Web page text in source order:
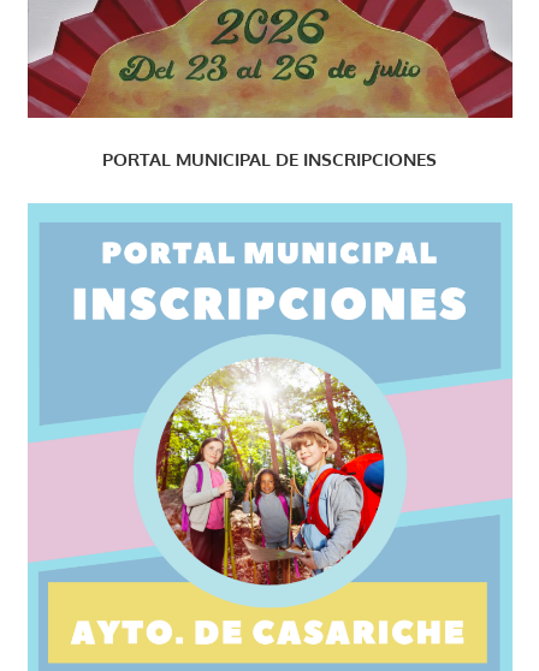
PORTAL MUNICIPAL DE INSCRIPCIONES